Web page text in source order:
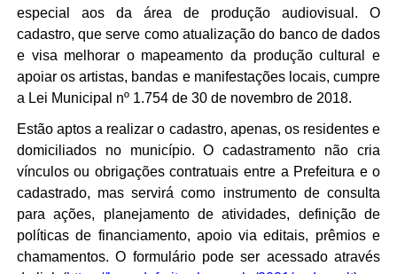
especial aos da área de produção audiovisual. O
cadastro, que serve como atualização do banco de dados
e visa melhorar o mapeamento da produção cultural e
apoiar os artistas, bandas e manifestações locais, cumpre
a Lei Municipal nº 1.754 de 30 de novembro de 2018.
Estão aptos a realizar o cadastro, apenas, os residentes e
domiciliados no município. O cadastramento não cria
vínculos ou obrigações contratuais entre a Prefeitura e o
cadastrado, mas servirá como instrumento de consulta
para ações, planejamento de atividades, definição de
políticas de financiamento, apoio via editais, prêmios e
chamamentos. O formulário pode ser acessado através